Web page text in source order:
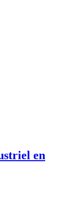
en